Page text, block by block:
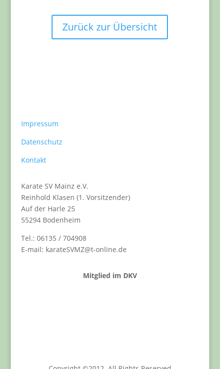
Zurück zur Übersicht
Impressum
Datenschutz
Kontakt
Karate SV Mainz e.V.
Reinhold Klasen (1. Vorsitzender)
Auf der Harle 25
55294 Bodenheim
Tel.: 06135 / 704908
E-mail: karateSVMZ@t-online.de
Mitglied im DKV